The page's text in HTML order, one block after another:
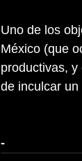
Uno de los
México (que
productivas,
de inculcar
-